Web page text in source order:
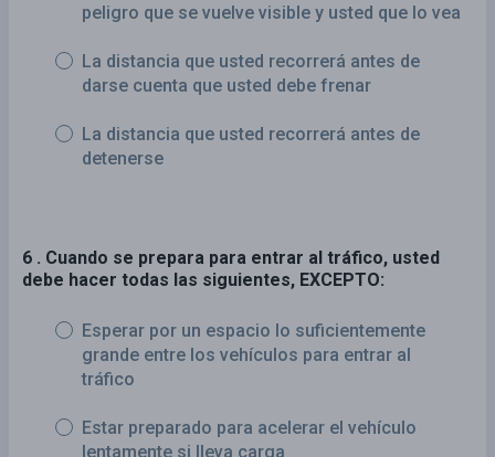
peligro que se vuelve visible y usted que lo vea
La distancia que usted recorrerá antes de
darse cuenta que usted debe frenar
La distancia que usted recorrerá antes de
detenerse
6 . Cuando se prepara para entrar al tráfico, usted
debe hacer todas las siguientes, EXCEPTO:
Esperar por un espacio lo suficientemente
grande entre los vehículos para entrar al
tráfico
Estar preparado para acelerar el vehículo
lentamente si lleva carga